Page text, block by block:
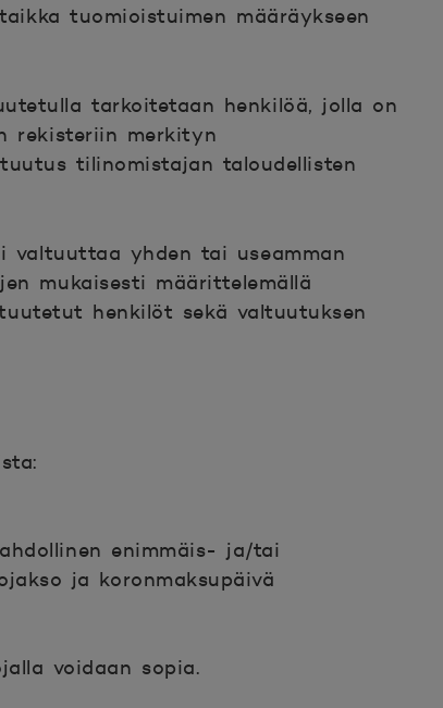
tuomioistuimen määräykseen
tarkoitetaan henkilöä, jolla on
rekisteriin merkityn
tilinomistajan taloudellisten
valtuuttaa yhden tai useamman
mukaisesti määrittelemällä
henkilöt sekä valtuutuksen
enimmäis- ja/tai
ja koronmaksupäivä
voidaan sopia.